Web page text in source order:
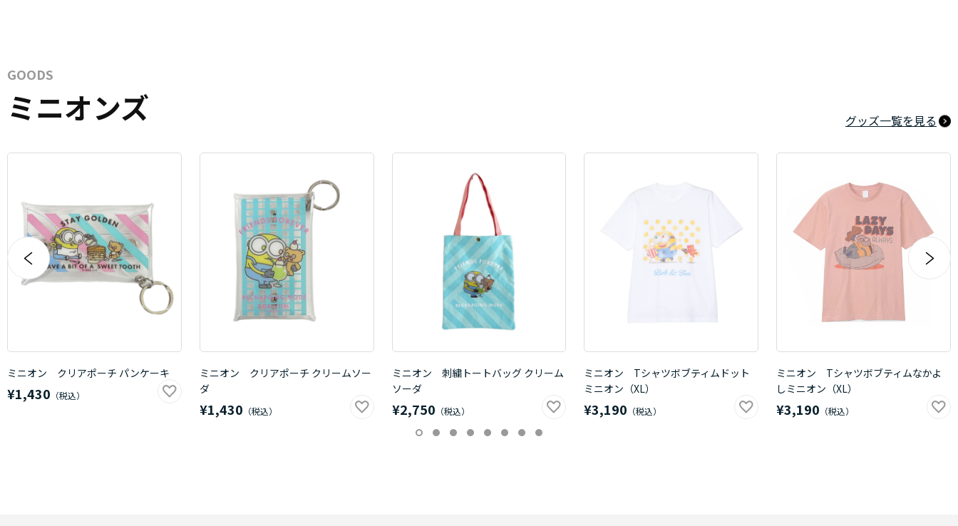
GOODS
ミニオンズ グッズ一覧を見る
ミニオン クリアポーチ パンケーキ
¥1,430
ミニオン クリアポーチ クリームソー
ダ
¥1,430
ミニオン 刺繍トートバッグ クリーム
ソーダ
¥2,750
ミニオン Tシャツボブティムドット
ミニオン（XL）
¥3,190
ミニオン Tシャツボブティムなかよ
しミニオン（XL）
¥3,190